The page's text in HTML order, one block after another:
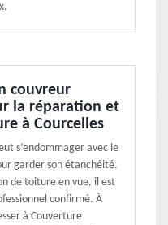
couvreur
la réparation et
à Courcelles
s’endommager avec le
garder son étanchéité.
de toiture en vue, il est
confirmé. À
à Couverture